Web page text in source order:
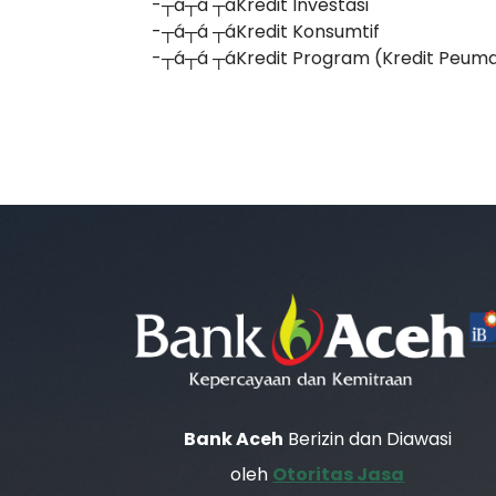
-┬á┬á ┬áKredit Konsumtif
-┬á┬á ┬áKredit Program (Kredit
Bank Aceh Berizin dan Diawasi
oleh Otoritas Jasa